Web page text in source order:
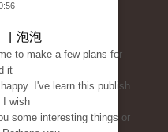
| 泡泡
to make a few plans for
it
I've learn this publish
I wish
some interesting things or